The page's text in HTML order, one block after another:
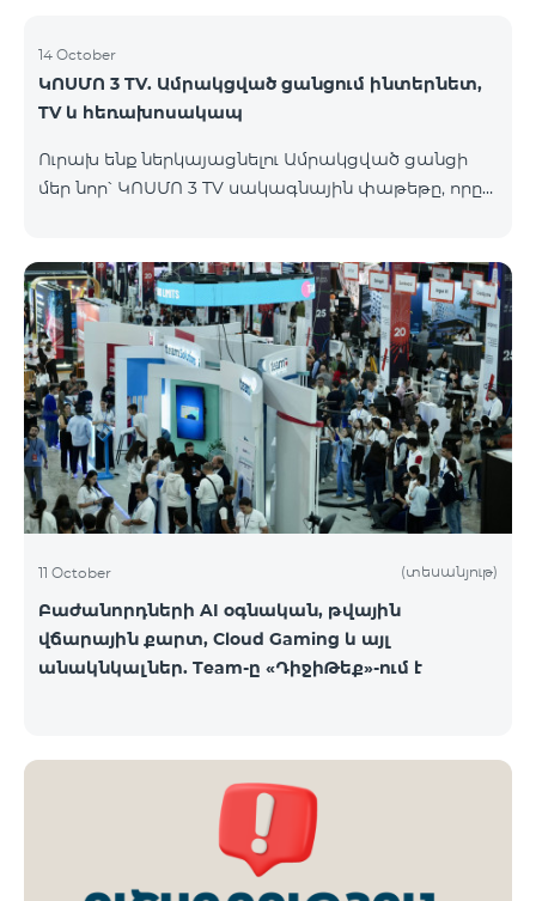
14 October
ԿՈՍՄՈ 3 TV. Ամրակցված ցանցում ինտերնետ,
TV և հեռախոսակապ
Ուրախ ենք ներկայացնելու Ամրակցված ցանցի
մեր նոր՝ ԿՈՍՄՈ 3 TV սակագնային փաթեթը, որը
ժամանակակից լուծումներ յուրաքանչյուր տան
համար, որը հասանելի կլինի Վարդենիս և
Գավառ քաղաքներում մինչև 15․11․2025
ներառյալ։Ի՞նչ է ներառում Ամրակցված ցանցի
ԿՈՍՄՈ 3 TV փաթեթը․ Ինտերնետ. Մինչև 50 Մբիթ/
վ արագություն։ TV. Մինչև 80 TV ալիք՝ TeamTv
Smart հավելվածով Ֆիքսված հեռախոսակապ.
180 րոպե դեպի Team ֆիքսված ցանց։ Սույն
սակագնային փաթեթում ներառվա
11 October (տեսանյութ)
Բաժանորդների AI օգնական, թվային
վճարային քարտ, Cloud Gaming և այլ
անակնկալներ. Team-ը «ԴիջիԹեք»-ում է